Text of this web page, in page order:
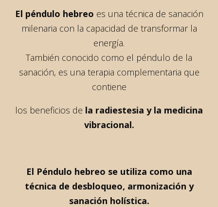
El péndulo hebreo es una técnica de sanación
milenaria con la capacidad de transformar la
energía.
También conocido como el péndulo de la
sanación, es una terapia complementaria que
contiene
los beneficios de la radiestesia y la medicina
vibracional.
El Péndulo hebreo se utiliza como una
técnica de desbloqueo, armonización y
sanación holística.